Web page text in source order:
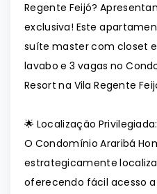
Regente Feijó?
exclusiva! Este
suíte master com closet
lavabo e 3 vagas no
Resort na Vila Regente
🌟 Localização Privilegiada:
O Condomínio Araribá
estrategicamente
oferecendo fácil acesso